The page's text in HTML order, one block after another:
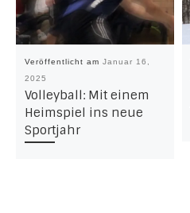
Veröffentlicht am Januar 16,
2025
Volleyball: Mit einem
Heimspiel ins neue
Sportjahr